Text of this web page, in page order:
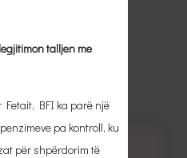
talljen me
Fetait, BFI ka parë një
pa kontroll, ku
për shpërdorim të